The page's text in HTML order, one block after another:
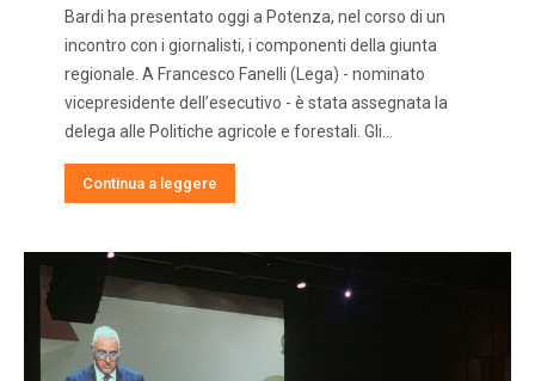
Bardi ha presentato oggi a Potenza, nel corso di un
incontro con i giornalisti, i componenti della giunta
regionale. A Francesco Fanelli (Lega) - nominato
vicepresidente dell’esecutivo - è stata assegnata la
delega alle Politiche agricole e forestali. Gli…
Continua a leggere